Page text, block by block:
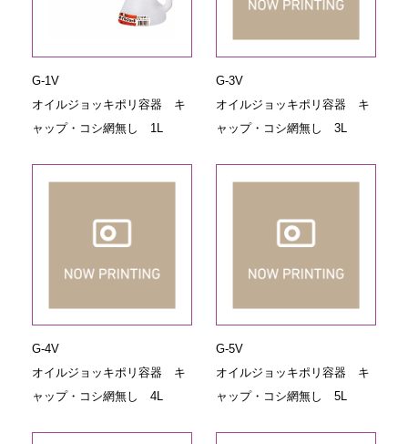
G-1V
オイルジョッキポリ容器 キ
ャップ・コシ網無し 1L
G-3V
オイルジョッキポリ容器 キ
ャップ・コシ網無し 3L
G-4V
オイルジョッキポリ容器 キ
ャップ・コシ網無し 4L
G-5V
オイルジョッキポリ容器 キ
ャップ・コシ網無し 5L